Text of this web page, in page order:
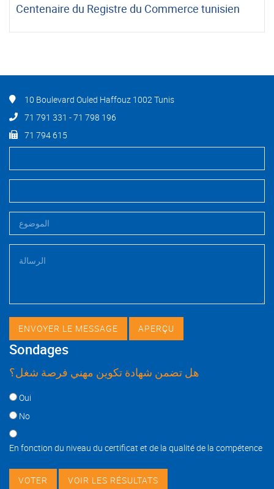
Centenaire du Registre du Commerce tunisien
10 Boulevard Ouled Haffouz 1002 Tunis
71 791 331 - 71 798 196
71 794 615
Sondages
هل تضمن شهادة تكوين مهني فرصة شغل؟
Choices
Oui
No
En fonction du niveau du certificat et de la qualité de la compétence